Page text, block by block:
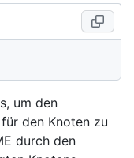
um den
den Knoten zu
durch den